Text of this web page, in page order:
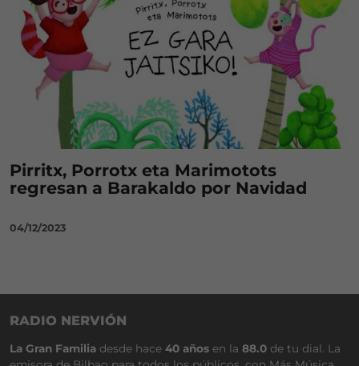
Pirritx, Porrotx eta Marimotots
regresan a Barakaldo por Navidad
04/12/2023
RADIO NERVIÓN
La Gran Familia desde hace 40 años en la 88.0 de tu dial. La